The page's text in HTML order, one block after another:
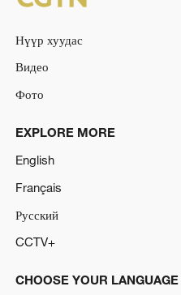
Нүүр хуудас
Видео
Фото
EXPLORE MORE
English
Français
Русский
CCTV+
CHOOSE YOUR LANGUAGE